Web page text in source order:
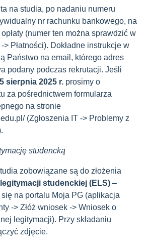
na studia, po nadaniu numeru
nr rachunku bankowego, na
(numer ten można sprawdzić w
> Płatności). Dokładne instrukcje w
Państwo na email, którego adres
podany podczas rekrutacji. Jeśli
5 sierpnia 2025 r. prosimy o
za pośrednictwem formularza
na stronie
(Zgłoszenia IT -> Problemy z
studencką
zobowiązane są do złożenia
legitymacji studenckiej (ELS) –
na portalu Moja PG (aplikacja
-> Złóż wniosek -> Wniosek o
legitymacji). Przy składaniu
zdjęcie.